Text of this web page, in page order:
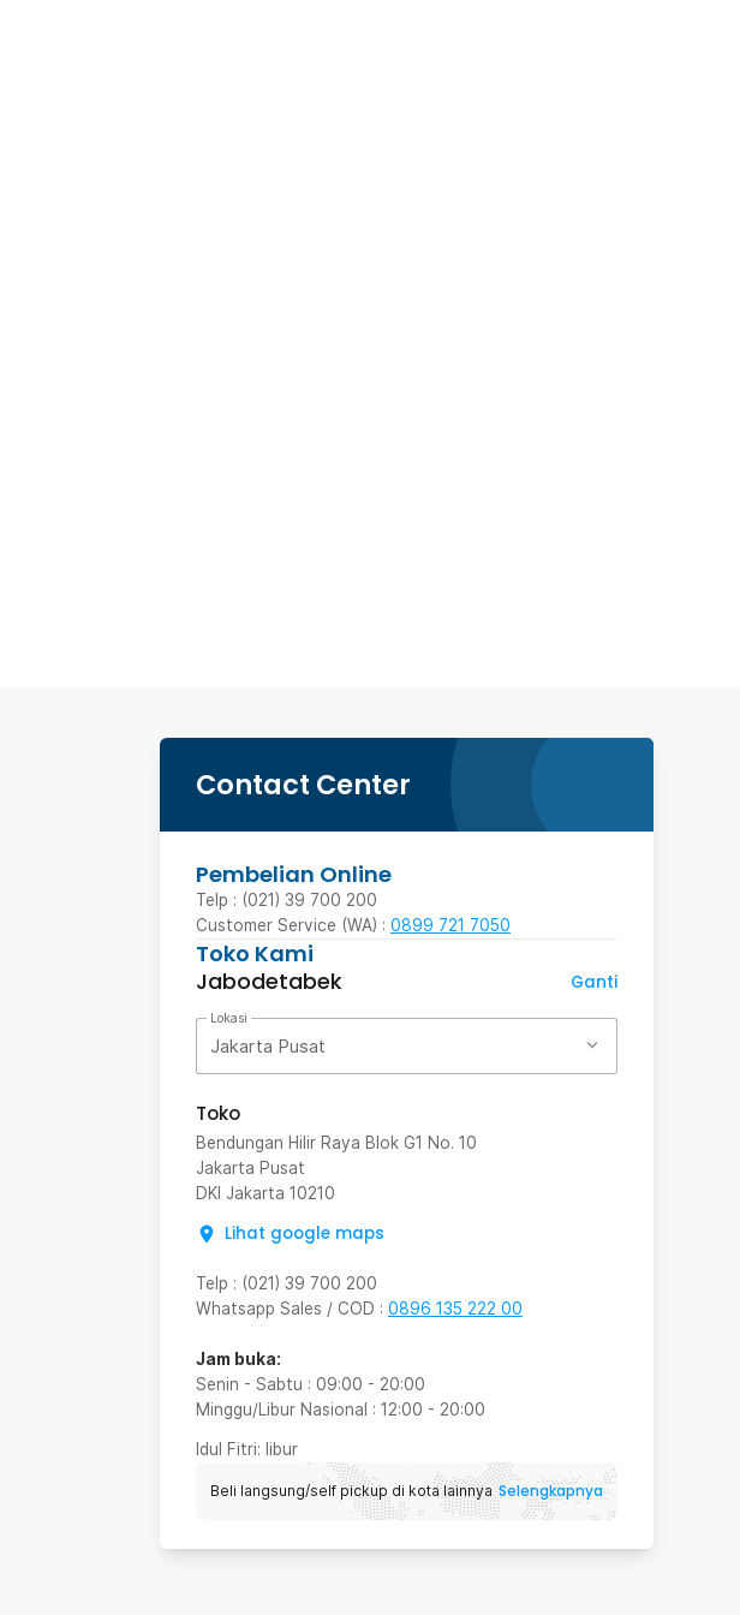
Contact Center
Pembelian Online
Telp : (021) 39 700 200
Customer Service (WA) : 0899 721 7050
Toko Kami
Jabodetabek
Ganti
Lokasi
Jakarta Pusat
Toko
Bendungan Hilir Raya Blok G1 No. 10
Jakarta Pusat
DKI Jakarta 10210
Lihat google maps
Telp : (021) 39 700 200
Whatsapp Sales / COD : 0896 135 222 00
Jam buka:
Senin - Sabtu : 09:00 - 20:00
Minggu/Libur Nasional : 12:00 - 20:00
Idul Fitri: libur
Beli langsung/self pickup di kota lainnya Selengkapnya